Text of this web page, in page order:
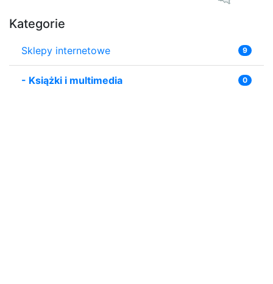
Kategorie
Sklepy internetowe 9
- Książki i multimedia 0